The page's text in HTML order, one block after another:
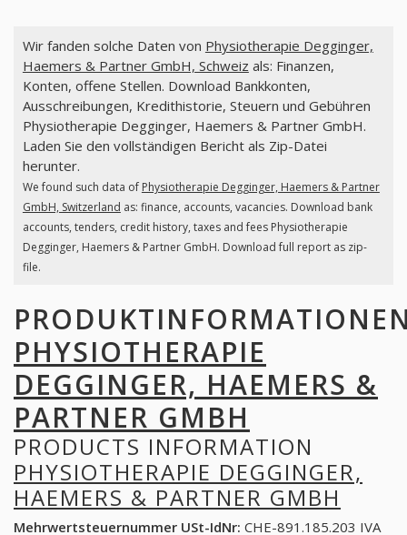
Wir fanden solche Daten von Physiotherapie Degginger,
Haemers & Partner GmbH, Schweiz als: Finanzen,
Konten, offene Stellen. Download Bankkonten,
Ausschreibungen, Kredithistorie, Steuern und Gebühren
Physiotherapie Degginger, Haemers & Partner GmbH.
Laden Sie den vollständigen Bericht als Zip-Datei
herunter.
We found such data of Physiotherapie Degginger, Haemers & Partner
GmbH, Switzerland as: finance, accounts, vacancies. Download bank
accounts, tenders, credit history, taxes and fees Physiotherapie
Degginger, Haemers & Partner GmbH. Download full report as zip-
file.
PHYSIOTHERAPIE
DEGGINGER, HAEMERS &
PARTNER GMBH
PRODUCTS INFORMATION
PHYSIOTHERAPIE DEGGINGER,
HAEMERS & PARTNER GMBH
Mehrwertsteuernummer USt-IdNr: CHE-891.185.203 IVA